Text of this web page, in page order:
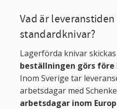
Vad är
standardknivar?
Lagerförda knivar
beställningen görs före
Inom Sverige tar
arbetsdagar med
arbetsdagar inom